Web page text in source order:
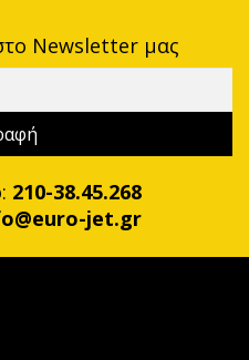
Newsletter μας
210-38.45.268
jet.gr